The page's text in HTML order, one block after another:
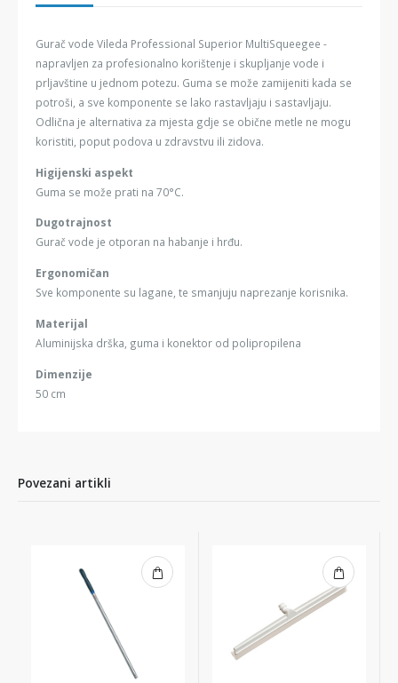
Gurač vode Vileda Professional Superior MultiSqueegee -
napravljen za profesionalno korištenje i skupljanje vode i
prljavštine u jednom potezu. Guma se može zamijeniti kada se
potroši, a sve komponente se lako rastavljaju i sastavljaju.
Odlična je alternativa za mjesta gdje se obične metle ne mogu
koristiti, poput podova u zdravstvu ili zidova.
Higijenski aspekt
Guma se može prati na 70°C.
Dugotrajnost
Gurač vode je otporan na habanje i hrđu.
Ergonomičan
Sve komponente su lagane, te smanjuju naprezanje korisnika.
Materijal
Aluminijska drška, guma i konektor od polipropilena
Dimenzije
50 cm
Povezani artikli